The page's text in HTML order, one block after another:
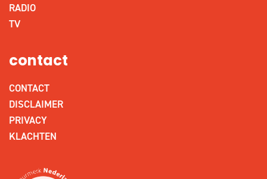
RADIO
TV
contact
CONTACT
DISCLAIMER
PRIVACY
KLACHTEN